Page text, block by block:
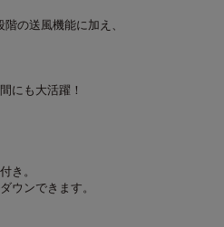
の送風機能に加え、
にも大活躍！
き。
ウンできます。